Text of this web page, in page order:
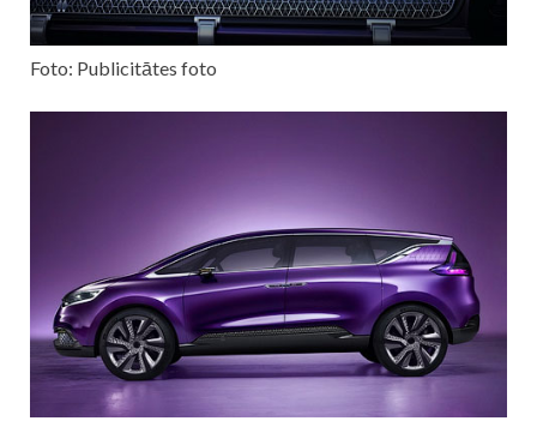
Foto: Publicitātes foto